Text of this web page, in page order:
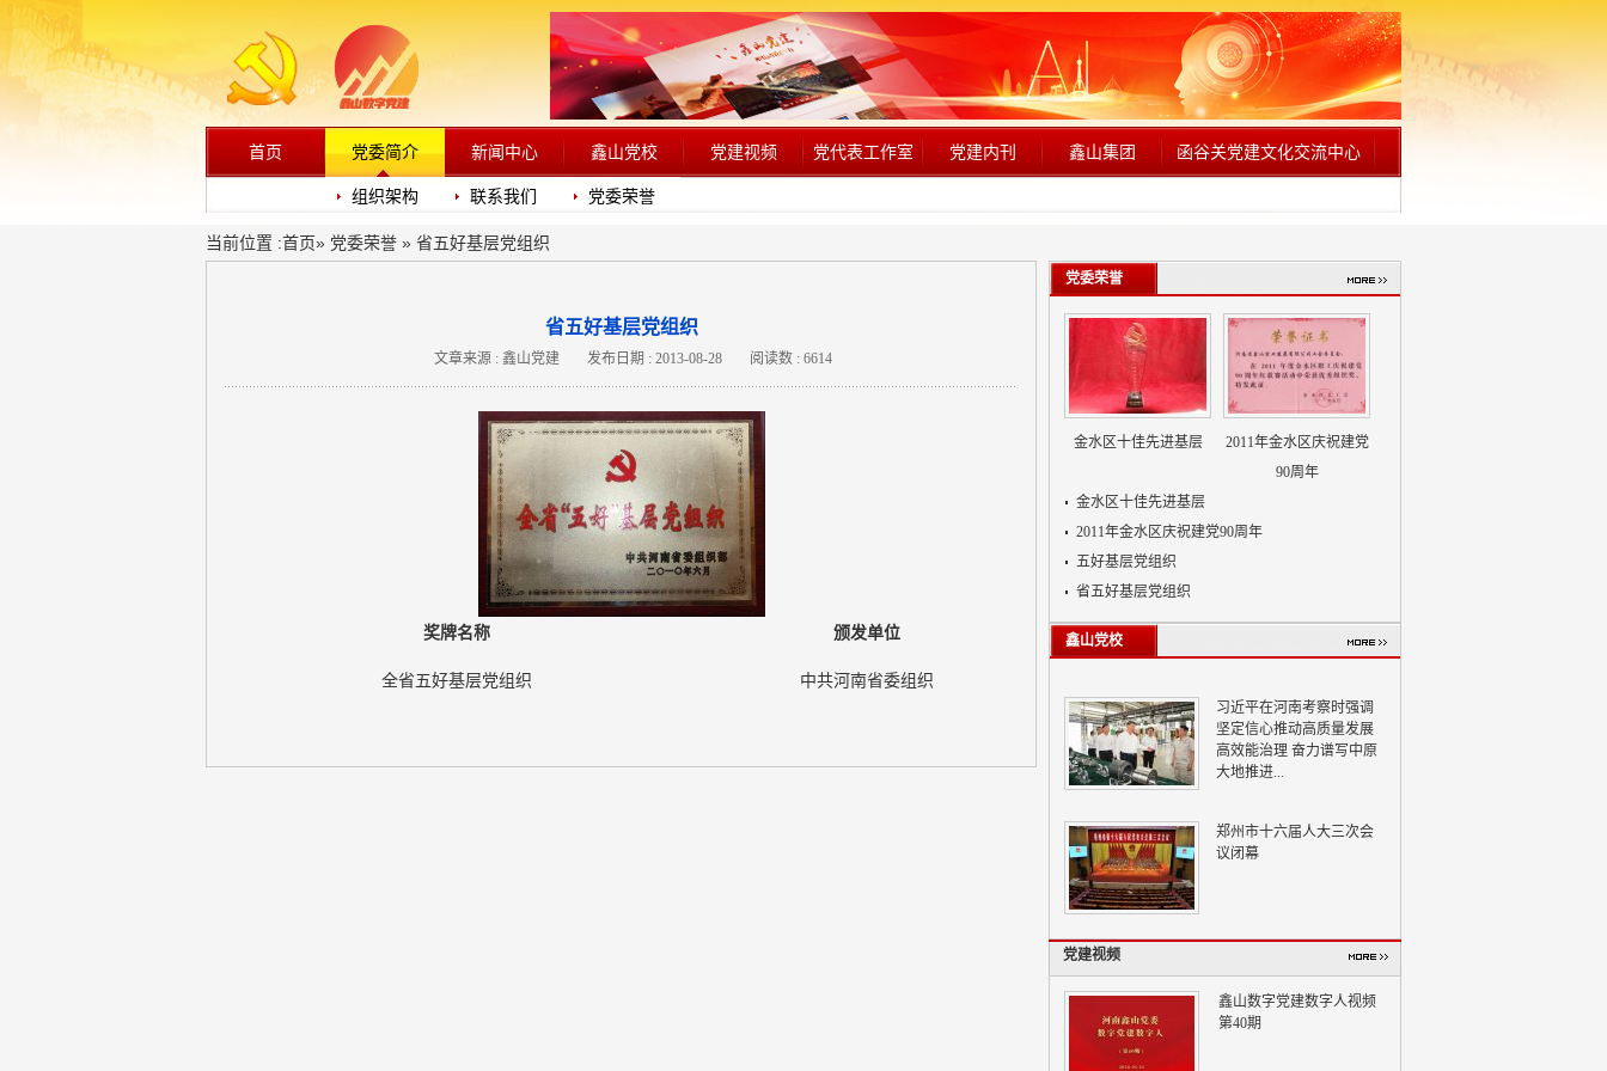
首页 党委简介
组织架构 联系我们 党委荣誉
新闻中心 鑫山党校 党建视频 党代表工作室 党建内刊 鑫山集团 函谷关党建文化交流中心
当前位置 :首页» 党委荣誉 » 省五好基层党组织
省五好基层党组织
文章来源 : 鑫山党建 发布日期 : 2013-08-28 阅读数 : 6614
奖牌名称 颁发单位
全省五好基层党组织 中共河南省委组织
党委荣誉
金水区十佳先进基层
2011年金水区庆祝建党
90周年
金水区十佳先进基层
2011年金水区庆祝建党90周年
五好基层党组织
省五好基层党组织
鑫山党校
习近平在河南考察时强调
坚定信心推动高质量发展
高效能治理 奋力谱写中原
大地推进...
郑州市十六届人大三次会
议闭幕
党建视频
鑫山数字党建数字人视频
第40期